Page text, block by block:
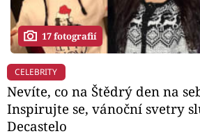
17 fotografií
CELEBRITY
Nevíte, co na Štědrý den na
Inspirujte se, vánoční svetry
Decastelo